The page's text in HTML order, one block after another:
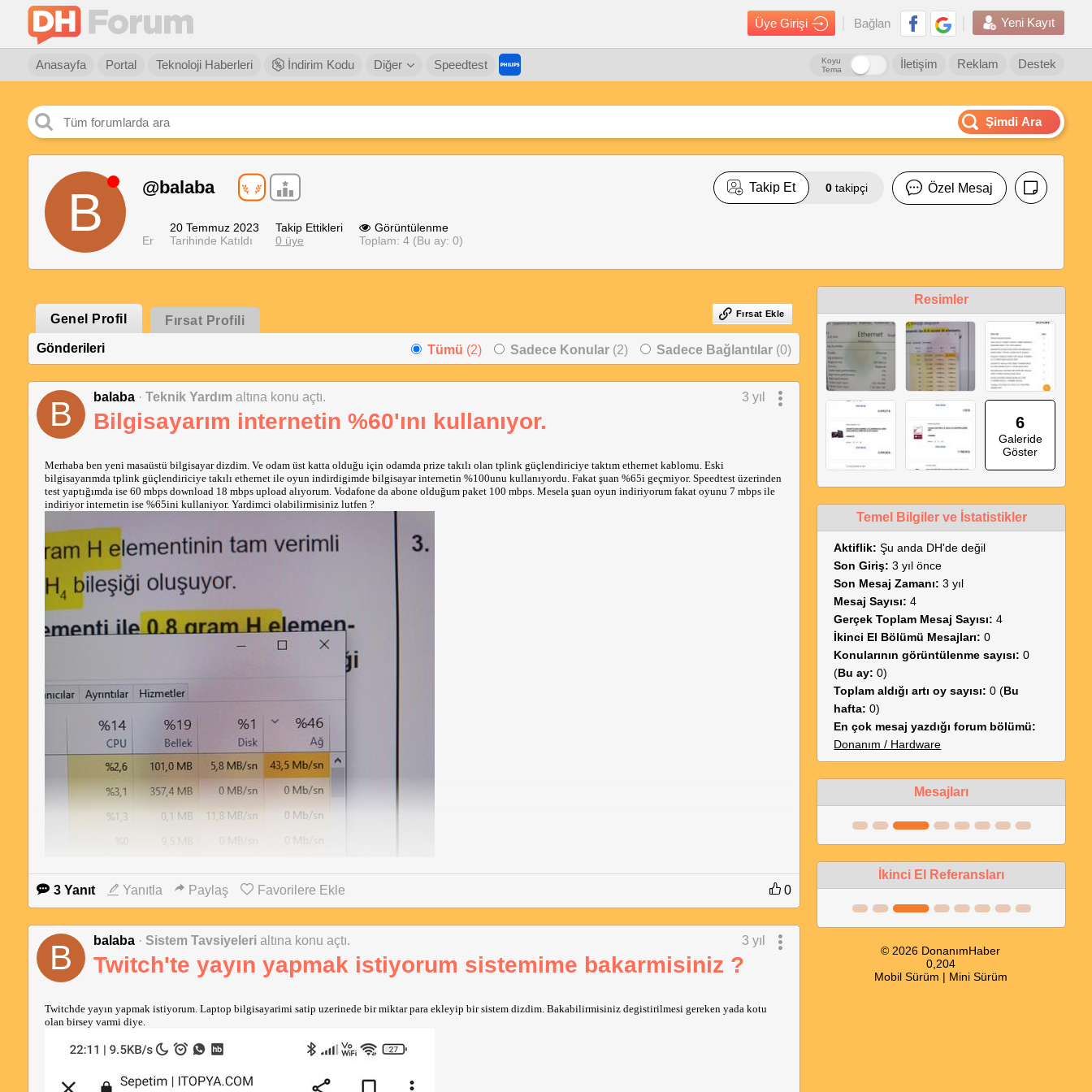
Üye Girişi Bağlan Yeni Kayıt
Anasayfa Portal Teknoloji Haberleri İndirim Kodu Diğer Speedtest Destek
Reklam
İletişim
Koyu
Tema
Şimdi Ara
B @balaba Takip Et 0 takipçi Özel Mesaj
Er
20 Temmuz 2023
Tarihinde Katıldı
Takip Ettikleri
0 üye
Görüntülenme
Toplam: 4 (Bu ay: 0)
Genel Profil Fırsat Profili Fırsat Ekle
Gönderileri Tümü (2) Sadece Konular (2) Sadece Bağlantılar (0)
B balaba · Teknik Yardım altına konu açtı. 3 yıl
Bilgisayarım internetin %60'ını kullanıyor.
Merhaba ben yeni masaüstü bilgisayar dizdim. Ve odam üst katta olduğu için odamda prize takılı olan tplink güçlendiriciye taktım ethernet kablomu. Eski
bilgisayarımda tplink güçlendiriciye takılı ethernet ile oyun indirdigimde bilgisayar internetin %100unu kullanıyordu. Fakat şuan %65i geçmiyor. Speedtest üzerinden
test yaptığımda ise 60 mbps download 18 mbps upload alıyorum. Vodafone da abone olduğum paket 100 mbps. Mesela şuan oyun indiriyorum fakat oyunu 7 mbps ile
indiriyor internetin ise %65ini kullaniyor. Yardimci olabilirmisiniz lutfen ?
3 Yanıt Yanıtla Paylaş Favorilere Ekle 0
B balaba · Sistem Tavsiyeleri altına konu açtı. 3 yıl
Twitch'te yayın yapmak istiyorum sistemime bakarmisiniz ?
Twitchde yayın yapmak istiyorum. Laptop bilgisayarimi satip uzerinede bir miktar para ekleyip bir sistem dizdim. Bakabilirmisiniz degistirilmesi gereken yada kotu
olan birsey varmi diye.
Resimler
6
Galeride
Göster
Temel Bilgiler ve İstatistikler
Aktiflik: Şu anda DH'de değil
Son Giriş: 3 yıl önce
Son Mesaj Zamanı: 3 yıl
Mesaj Sayısı: 4
Gerçek Toplam Mesaj Sayısı: 4
İkinci El Bölümü Mesajları: 0
Konularının görüntülenme sayısı: 0
(Bu ay: 0)
Toplam aldığı artı oy sayısı: 0 (Bu
hafta: 0)
En çok mesaj yazdığı forum bölümü:
Donanım / Hardware
Mesajları
İkinci El Referansları
© 2026 DonanımHaber
0,204
Mobil Sürüm | Mini Sürüm